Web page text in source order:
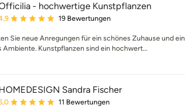
- hochwertige Kunstpflanzen
Bewertung: 4.9 von 5 Sternen
19 Bewertungen
Sie neue Anregungen für ein schönes Zuhause und ein
Ambiente. Kunstpflanzen sind ein hochwert...
Sandra Fischer
Bewertung: 5 von 5 Sternen
11 Bewertungen